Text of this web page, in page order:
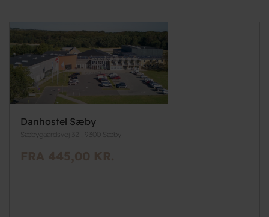
Danhostel Sæby
Sæbygaardsvej 32 , 9300 Sæby
FRA 445,00 KR.